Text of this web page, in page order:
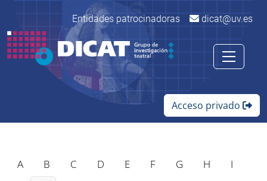
Entidades patrocinadoras dicat@uv.es
Acceso privado
A B C D E F G H
I